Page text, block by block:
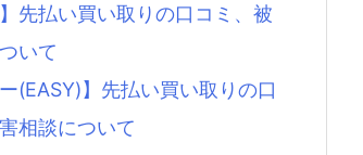
】先払い買い取りの口コミ、被
いて
ー(EASY)】先払い買い取りの口
相談について